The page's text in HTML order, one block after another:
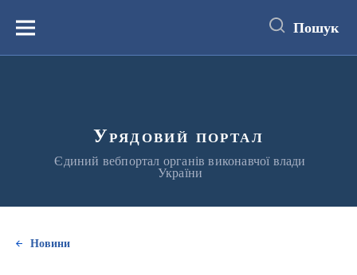
вмістуМеню Пошук
Урядовий портал
Єдиний вебпортал органів виконавчої влади
України
Новини